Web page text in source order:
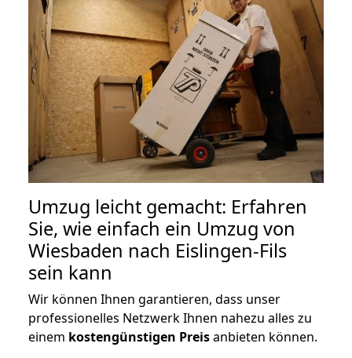
Umzug leicht gemacht: Erfahren
Sie, wie einfach ein Umzug von
Wiesbaden nach Eislingen-Fils
sein kann
Wir können Ihnen garantieren, dass unser
professionelles Netzwerk Ihnen nahezu alles zu
einem kostengünstigen Preisanbieten können.